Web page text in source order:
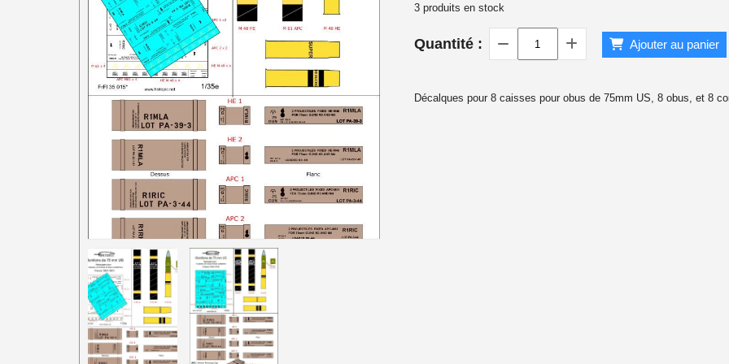
1/87e France 1940
3produits en stock
Quantité : Ajouter au panier
Décalques pour 8 caisses pour obus de 75mm US, 8 obus, et 8